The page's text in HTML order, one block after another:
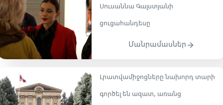
Սուսաննա Գալստյանի
ցուցահանդեսը
Մանրամասներ
Լրատվամիջոցները նախորդ տարի
գործել են ազատ, առանց